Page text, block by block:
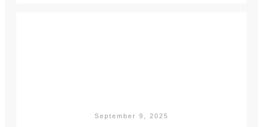
September 9, 2025